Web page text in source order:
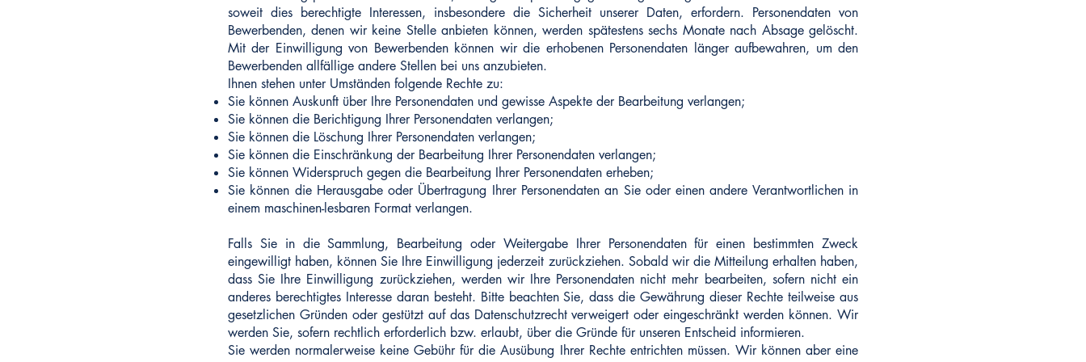
soweit dies berechtigte Interessen, insbesondere die Sicherheit unserer Daten, erfordern. Personendaten von
Bewerbenden, denen wir keine Stelle anbieten können, werden spätestens sechs Monate nach Absage gelöscht.
Mit der Einwilligung von Bewerbenden können wir die erhobenen Personendaten länger aufbewahren, um den
Bewerbenden allfällige andere Stellen bei uns anzubieten.
Ihnen stehen unter Umständen folgende Rechte zu:
Sie können Auskunft über Ihre Personendaten und gewisse Aspekte der Bearbeitung verlangen;
Sie können die Berichtigung Ihrer Personendaten verlangen;
Sie können die Löschung Ihrer Personendaten verlangen;
Sie können die Einschränkung der Bearbeitung Ihrer Personendaten verlangen;
Sie können Widerspruch gegen die Bearbeitung Ihrer Personendaten erheben;
Sie können die Herausgabe oder Übertragung Ihrer Personendaten an Sie oder einen andere Verantwortlichen in
einem maschinen-lesbaren Format verlangen.
Falls Sie in die Sammlung, Bearbeitung oder Weitergabe Ihrer Personendaten für einen bestimmten Zweck
eingewilligt haben, können Sie Ihre Einwilligung jederzeit zurückziehen. Sobald wir die Mitteilung erhalten haben,
dass Sie Ihre Einwilligung zurückziehen, werden wir Ihre Personendaten nicht mehr bearbeiten, sofern nicht ein
anderes berechtigtes Interesse daran besteht. Bitte beachten Sie, dass die Gewährung dieser Rechte teilweise aus
gesetzlichen Gründen oder gestützt auf das Datenschutzrecht verweigert oder eingeschränkt werden können. Wir
werden Sie, sofern rechtlich erforderlich bzw. erlaubt, über die Gründe für unseren Entscheid informieren.
Sie werden normalerweise keine Gebühr für die Ausübung Ihrer Rechte entrichten müssen. Wir können aber eine